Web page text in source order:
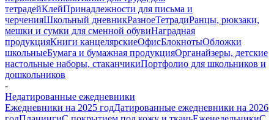
тетрадейКлейПринадлежности для письма и
черченияШкольный дневникРазноеТетрадиРанцы, рюкзаки,
мешки и сумки для сменной обувиНаградная
продукцияКниги канцелярскиеОфисБлокнотыОбложки
школьныеБумага и бумажная продукцияОрганайзеры, детские
настольные наборы, стаканчикиПортфолио для школьников и
дошкольников
-
Недатированные ежедневники
Ежедневники на 2025 годДатированные ежедневники на 2026